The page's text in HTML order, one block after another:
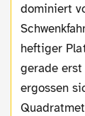
dominiert
heftiger
gerade
ergossen